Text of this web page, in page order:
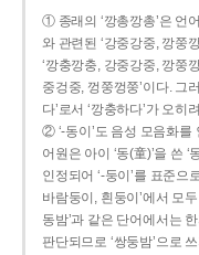
① 종래의 ‘깡총깡총’은 언
와 관련된 ‘강중강중, 깡쭝
‘깡충깡충, 강중강중, 깡쭝
중겅중, 껑쭝껑쭝’이다. 그
다’로서 ‘깡충하다’가 오히
② ‘-동이’도 음성 모음화를
어원은 아이 ‘동(童)’을 쓴
인정되어 ‘-둥이’를 표준으
바람둥이, 흰둥이’에서 모두
동밤’과 같은 단어에서는
판단되므로 ‘쌍둥밤’으로